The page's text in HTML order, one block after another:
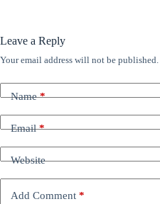
Leave a Reply
Your email address will not be published.
Name*
Email*
Website
Add Comment *